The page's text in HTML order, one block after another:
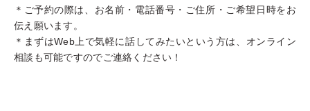
＊ご予約の際は、お名前・電話番号・ご住所・ご希望日時をお
伝え願います。
＊まずはWeb上で気軽に話してみたいという方は、オンライン
相談も可能ですのでご連絡ください！